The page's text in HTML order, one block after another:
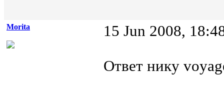
Morita 15 Jun 2008,
Ответ нику